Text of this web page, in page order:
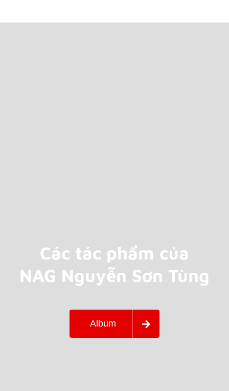
Các tác phẩm của
NAG Nguyễn Sơn Tùng
Album